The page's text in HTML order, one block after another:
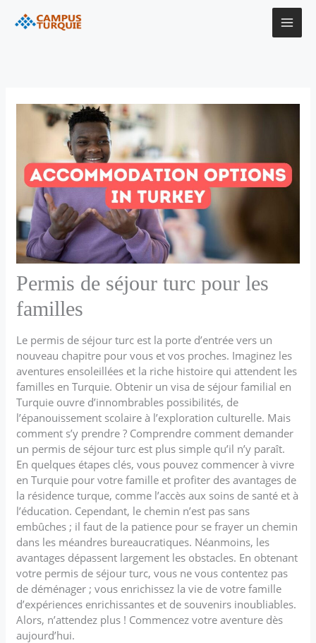
Permis de séjour turc pour les
familles
Le permis de séjour turc est la porte d’entrée vers un
nouveau chapitre pour vous et vos proches. Imaginez les
aventures ensoleillées et la riche histoire qui attendent les
familles en Turquie. Obtenir un visa de séjour familial en
Turquie ouvre d’innombrables possibilités, de
l’épanouissement scolaire à l’exploration culturelle. Mais
comment s’y prendre ? Comprendre comment demander
un permis de séjour turc est plus simple qu’il n’y paraît.
En quelques étapes clés, vous pouvez commencer à vivre
en Turquie pour votre famille et profiter des avantages de
la résidence turque, comme l’accès aux soins de santé et à
l’éducation. Cependant, le chemin n’est pas sans
embûches ; il faut de la patience pour se frayer un chemin
dans les méandres bureaucratiques. Néanmoins, les
avantages dépassent largement les obstacles. En obtenant
votre permis de séjour turc, vous ne vous contentez pas
de déménager ; vous enrichissez la vie de votre famille
d’expériences enrichissantes et de souvenirs inoubliables.
Alors, n’attendez plus ! Commencez votre aventure dès
aujourd’hui.